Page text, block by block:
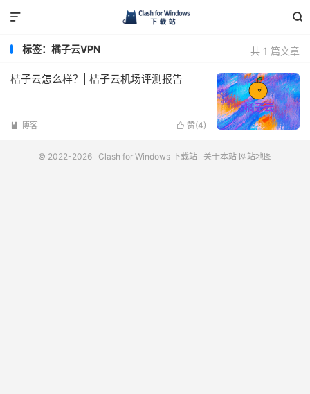


共 1 篇文章
标签：橘子云VPN
桔子云怎么样？| 桔子云机场评测报告
 赞(4)
 博客
© 2022-2026 Clash for Windows 下载站 关于本站 网站地图